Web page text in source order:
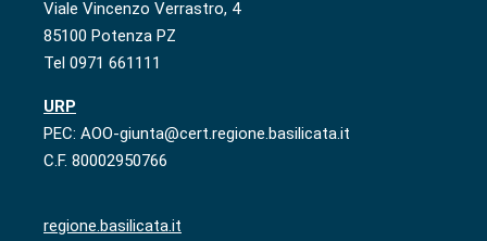
Viale Vincenzo Verrastro, 4
85100 Potenza PZ
Tel 0971 661111
URP
PEC: AOO-giunta@cert.regione.basilicata.it
C.F. 80002950766
regione.basilicata.it